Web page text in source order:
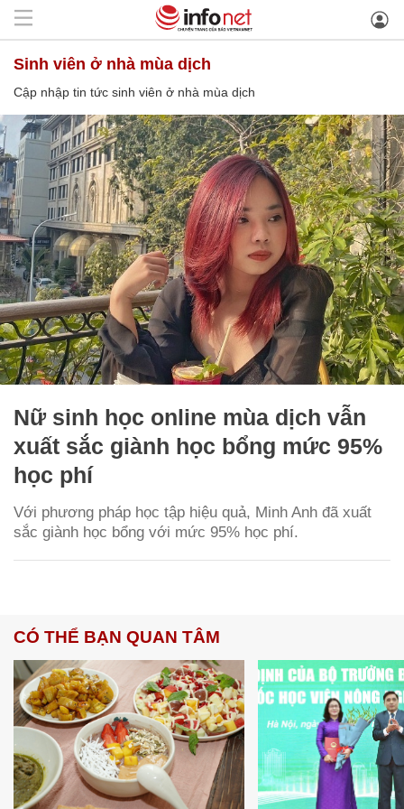
sinh viên ở nhà mùa dịch
Cập nhập tin tức sinh viên ở nhà mùa dịch
Nữ sinh học online mùa dịch vẫn
xuất sắc giành học bổng mức 95%
học phí
Với phương pháp học tập hiệu quả, Minh Anh đã xuất
sắc giành học bổng với mức 95% học phí.
CÓ THỂ BẠN QUAN TÂM